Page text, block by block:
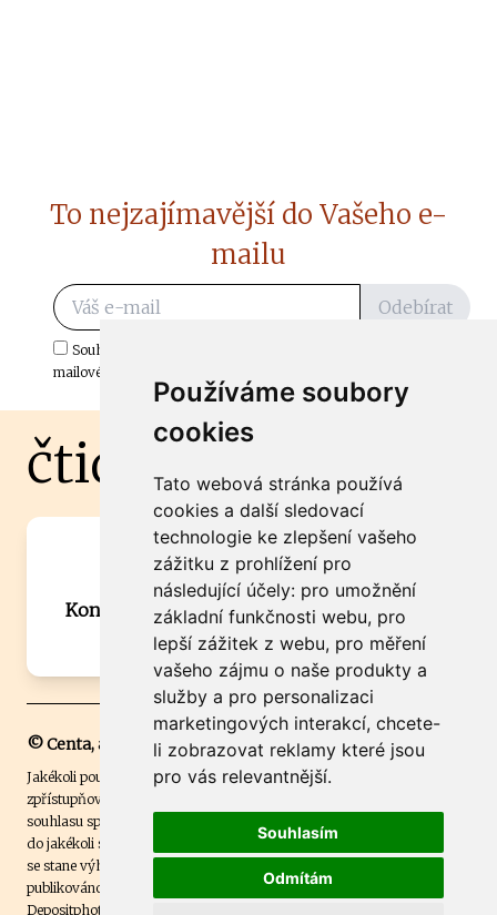
Používáme soubory
cookies
Tato webová stránka používá
cookies a další sledovací
technologie ke zlepšení vašeho
zážitku z prohlížení pro
následující účely: pro umožnění
základní funkčnosti webu, pro
lepší zážitek z webu, pro měření
vašeho zájmu o naše produkty a
služby a pro personalizaci
marketingových interakcí, chcete-
li zobrazovat reklamy které jsou
pro vás relevantnější.
Souhlasím
Odmítám
To nejzajímavější do Vašeho e-
mailu
Odebírat
Souhlasím s odběrem důležitých zpráv ze ČtiDoma.cz do mé e-
mailové schránky.
čtidoma.cz
Máte zajímavou informaci? Chcete
spolupracovat?
Kontaktujte šéfredaktora Martina Chalupu:
chalupa@ctidoma.cz
© Centa, a.s.
Jakékoli použití obsahu včetně převzetí, šíření či dalšího užití a
zpřístupňování textových či obrazových materiálů bez písemného
souhlasu společnosti Centa,a.s. je zakázáno. Čtenář svým přihlášením
do jakékoli soutěže na našem webu dává souhlas s tím, že v případě, že
se stane výhercem této soutěže, může být jeho jméno na webu
publikováno. Centa, a.s. využívala licenci ČTK a využívá fotografie z
Depositphotos